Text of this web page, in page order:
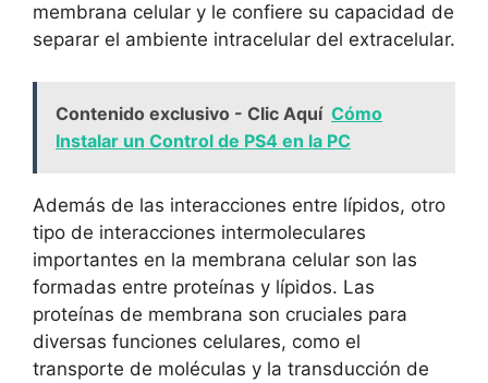
membrana⁤ celular y ⁢le confiere su‍ capacidad de
separar⁤ el ambiente intracelular del​ extracelular.
Contenido exclusivo - Clic Aquí Cómo
Instalar un Control de PS4 en la PC
Además de las interacciones ‍entre lípidos, otro
tipo de⁣ interacciones intermoleculares
importantes en‌ la membrana celular⁤ son las
formadas entre ⁤proteínas y lípidos. Las
‍proteínas‍ de membrana ⁤son cruciales para
diversas funciones‌ celulares, como el
⁤transporte‌ de moléculas y​ la transducción‍ de